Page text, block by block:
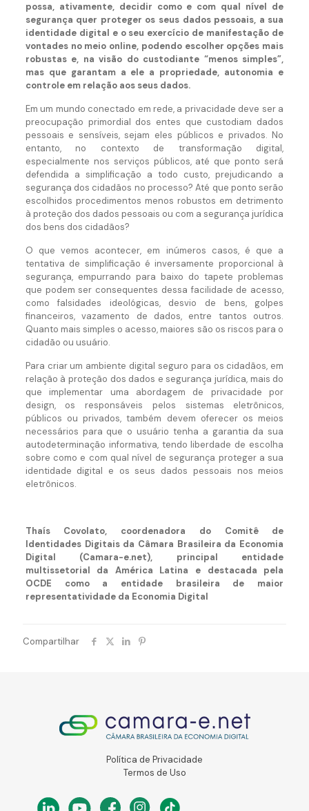
possa, ativamente, decidir como e com qual nível de
segurança quer proteger os seus dados pessoais, a sua
identidade digital e o seu exercício de manifestação de
vontades no meio online, podendo escolher opções mais
robustas e, na visão do custodiante “menos simples”,
mas que garantam a ele a propriedade, autonomia e
controle em relação aos seus dados.
Em um mundo conectado em rede, a privacidade deve ser a
preocupação primordial dos entes que custodiam dados
pessoais e sensíveis, sejam eles públicos e privados. No
entanto, no contexto de transformação digital,
especialmente nos serviços públicos, até que ponto será
defendida a simplificação a todo custo, prejudicando a
segurança dos cidadãos no processo? Até que ponto serão
escolhidos procedimentos menos robustos em detrimento
à proteção dos dados pessoais ou com a segurança jurídica
dos bens dos cidadãos?
O que vemos acontecer, em inúmeros casos, é que a
tentativa de simplificação é inversamente proporcional à
segurança, empurrando para baixo do tapete problemas
que podem ser consequentes dessa facilidade de acesso,
como falsidades ideológicas, desvio de bens, golpes
financeiros, vazamento de dados, entre tantos outros.
Quanto mais simples o acesso, maiores são os riscos para o
cidadão ou usuário.
Para criar um ambiente digital seguro para os cidadãos, em
relação à proteção dos dados e segurança jurídica, mais do
que implementar uma abordagem de privacidade por
design, os responsáveis pelos sistemas eletrônicos,
públicos ou privados, também devem oferecer os meios
necessários para que o usuário tenha a garantia da sua
autodeterminação informativa, tendo liberdade de escolha
sobre como e com qual nível de segurança proteger a sua
identidade digital e os seus dados pessoais nos meios
eletrônicos.
Thaís Covolato, coordenadora do Comitê de
Identidades Digitais da Câmara Brasileira da Economia
Digital (Camara-e.net), principal entidade
multissetorial da América Latina e destacada pela
OCDE como a entidade brasileira de maior
representatividade da Economia Digital
Compartilhar
Política de Privacidade
Termos de Uso